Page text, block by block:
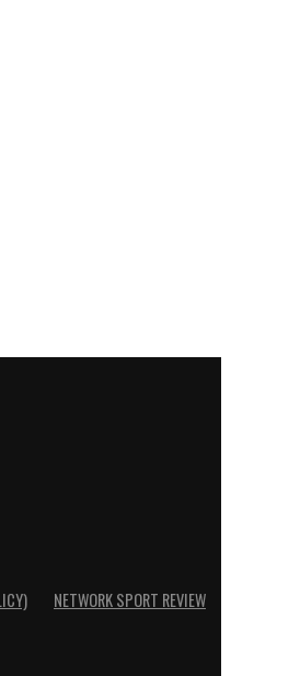
NETWORK SPORT REVIEW